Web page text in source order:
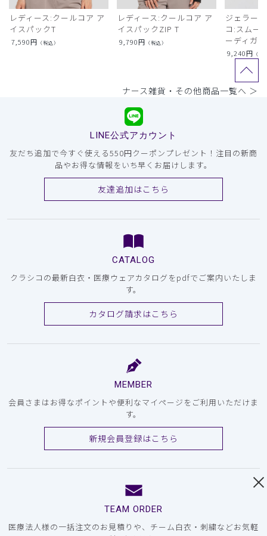
レディース:クールコア ア
イスパックT
7,590円 （税込）
レディース:クールコア ア
イスパックZIP T
9,790円 （税込）
ジェラー
コ:スムー
ーディガン
9,240円 （税
ナース雑貨・その他商品一覧へ ＞
LINE公式アカウント
友だち追加で今すぐ使える550円クーポンプレゼント！注目の新商
品やお得な情報をいち早くお届けします。
友達追加はこちら
CATALOG
クラシコの最新白衣・医療ウェアカタログをpdfでご案内いたしま
す。
カタログ請求はこちら
MEMBER
会員さまはお得なポイントや便利なマイページをご利用いただけま
す。
新規会員登録はこちら
TEAM ORDER
医療法人様の一括注文のお見積りや、チーム白衣・刺繍などお気軽